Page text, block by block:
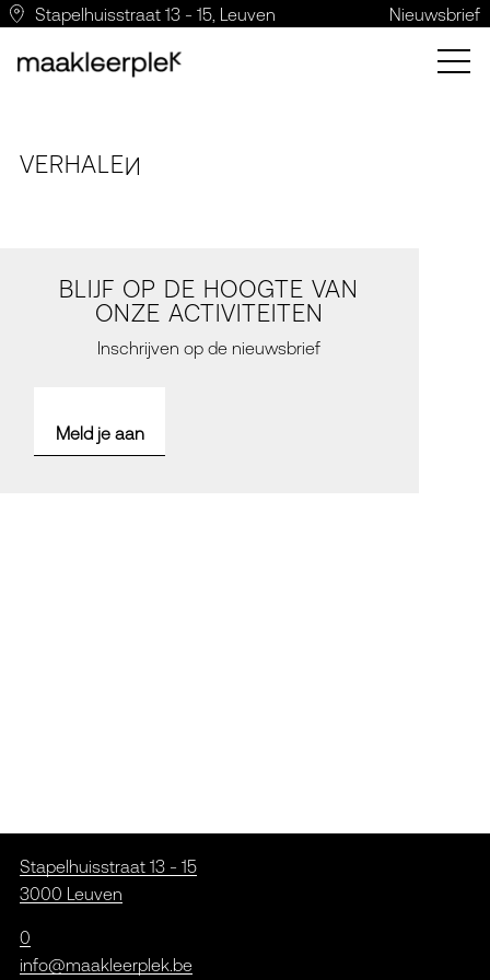
Stapelhuisstraat 13 - 15, Leuven Nieuwsbrief
VERHALEN
BLIJF OP DE HOOGTE VAN
ONZE ACTIVITEITEN
Inschrijven op de nieuwsbrief
Meld je aan
Stapelhuisstraat 13 - 15
3000 Leuven
0
info@maakleerplek.be